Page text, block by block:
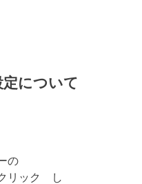
について
の
リック し